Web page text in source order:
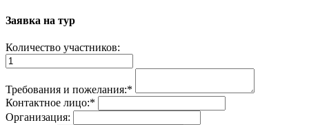
Заявка на тур
Количество участников:
Требования и пожелания:*
Контактное лицо:*
Организация: